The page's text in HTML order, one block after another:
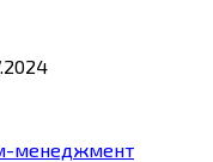
менеджмент